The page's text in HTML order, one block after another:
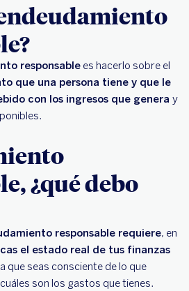
responsable es hacerlo sobre el
que una persona tiene y que le
con los ingresos que genera y
¿qué debo
responsable requiere, en
el estado real de tus finanzas
que seas consciente de lo que
son los gastos que tienes.